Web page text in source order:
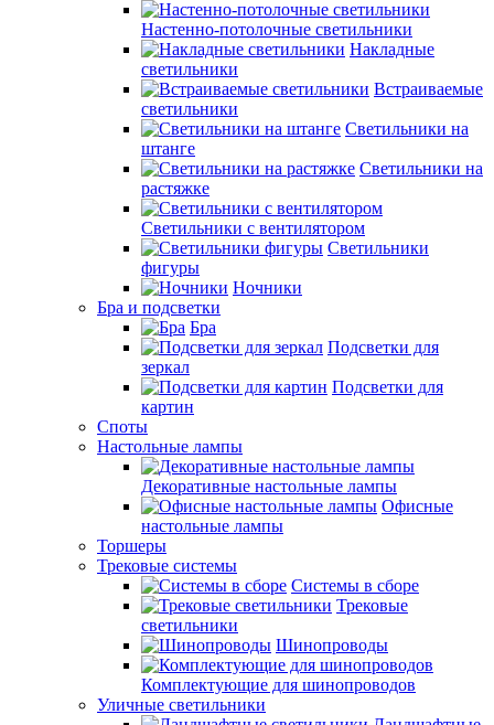
Настенно-потолочные светильники
Накладные
светильники
Встраиваемые
светильники
Светильники на
штанге
Светильники на
растяжке
Светильники с вентилятором
Светильники
фигуры
Ночники
Бра и подсветки
Бра
Подсветки для
зеркал
Подсветки для
картин
Споты
Настольные лампы
Декоративные настольные лампы
Офисные
настольные лампы
Торшеры
Трековые системы
Системы в сборе
Трековые
светильники
Шинопроводы
Комплектующие для шинопроводов
Уличные светильники